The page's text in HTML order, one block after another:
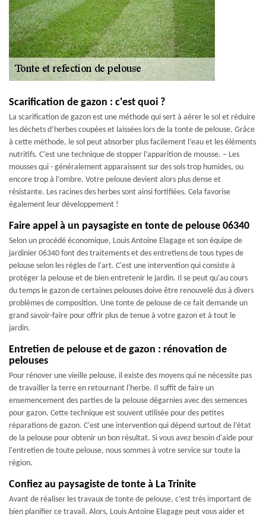
Scarification de gazon : c'est quoi ?
La scarification de gazon est une méthode qui sert à aérer le sol et réduire
les déchets d’herbes coupées et laissées lors de la tonte de pelouse. Grâce
à cette méthode, le sol peut absorber plus facilement l’eau et les éléments
nutritifs. C'est une technique de stopper l’apparition de mousse. – Les
mousses qui - généralement apparaissent sur des sols trop humides, ou
encore trop à l’ombre. Votre pelouse devient alors plus dense et
résistante. Les racines des herbes sont ainsi fortifiées. Cela favorise
également leur développement !
Faire appel à un paysagiste en tonte de pelouse 06340
Selon un procédé économique, Louis Antoine Elagage et son équipe de
jardinier 06340 font des traitements et des entretiens de tous types de
pelouse selon les règles de l'art. C'est une intervention qui consiste à
protéger la pelouse et de bien entretenir le jardin. Il se peut qu'au cours
du temps le gazon de certaines pelouses doive être renouvelé dus à divers
problèmes de composition. Une tonte de pelouse de ce fait demande un
grand savoir-faire pour offrir plus de tenue à votre gazon et à tout le
jardin.
Entretien de pelouse et de gazon : rénovation de
pelouses
Pour rénover une vieille pelouse, il existe des moyens qui ne nécessite pas
de travailler la terre en retournant l'herbe. Il suffit de faire un
ensemencement des parties de la pelouse dégarnies avec des semences
pour gazon. Cette technique est souvent utilisée pour des petites
réparations de gazon. C'est une intervention qui dépend surtout de l’état
de la pelouse pour obtenir un bon résultat. Si vous avez besoin d'aide pour
l'entretien de toute pelouse, nous sommes à votre service sur toute la
région.
Confiez au paysagiste de tonte à La Trinite
Avant de réaliser les travaux de tonte de pelouse, c’est très important de
bien planifier ce travail. Alors, Louis Antoine Elagage peut vous aider et